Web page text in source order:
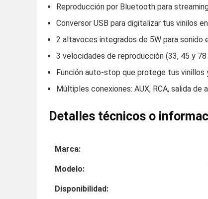
Reproducción por Bluetooth para
Conversor USB para digitalizar tus vinilos
2 altavoces integrados de 5W para sonido
3 velocidades de reproducción (33, 45 y
Función auto-stop que protege tus vinillos
Múltiples conexiones: AUX, RCA, salida de
Detalles técnicos o
Marca:
Modelo:
Disponibilidad: